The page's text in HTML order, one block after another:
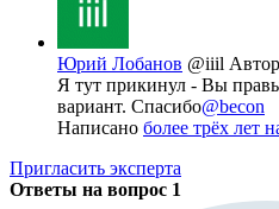
Юрий Лобанов @iiil
Я тут прикинул - Вы
вариант. Спасибо@becon
Написано более трёх лет
Пригласить эксперта
Ответы на вопрос 1